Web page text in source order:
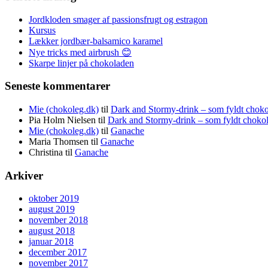
Jordkloden smager af passionsfrugt og estragon
Kursus
Lækker jordbær-balsamico karamel
Nye tricks med airbrush 😊
Skarpe linjer på chokoladen
Seneste kommentarer
Mie (chokoleg.dk) til Dark and Stormy-drink – som fyldt
Pia Holm Nielsen til Dark and Stormy-drink – som fyldt
Mie (chokoleg.dk) til Ganache
Maria Thomsen til Ganache
Christina til Ganache
Arkiver
oktober 2019
august 2019
november 2018
august 2018
januar 2018
december 2017
november 2017